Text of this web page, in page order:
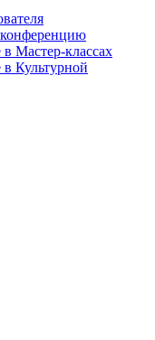
конференцию
в Мастер-классах
в Культурной